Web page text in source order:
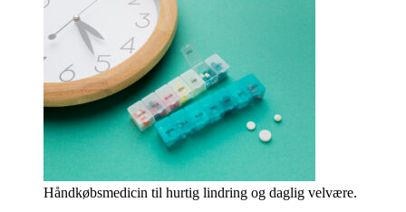
Håndkøbsmedicin til hurtig lindring og daglig velvære.